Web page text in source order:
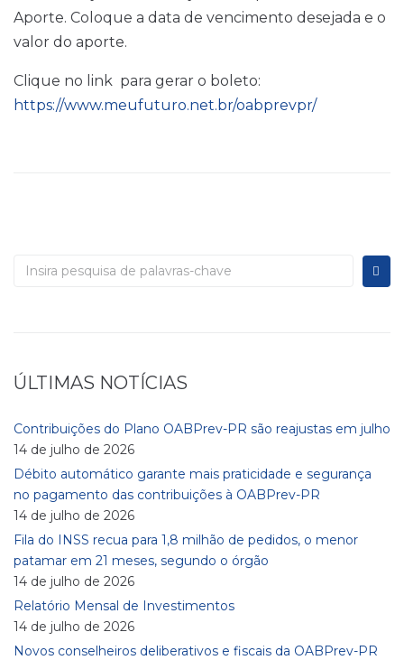
Aporte. Coloque a data de vencimento desejada e o
valor do aporte.
Clique no link para gerar o boleto:
https://www.meufuturo.net.br/oabprevpr/
ÚLTIMAS NOTÍCIAS
Contribuições do Plano OABPrev-PR são reajustas em julho
14 de julho de 2026
Débito automático garante mais praticidade e segurança
no pagamento das contribuições à OABPrev-PR
14 de julho de 2026
Fila do INSS recua para 1,8 milhão de pedidos, o menor
patamar em 21 meses, segundo o órgão
14 de julho de 2026
Relatório Mensal de Investimentos
14 de julho de 2026
Novos conselheiros deliberativos e fiscais da OABPrev-PR